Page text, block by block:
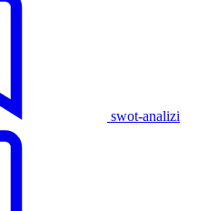
swot-analizi